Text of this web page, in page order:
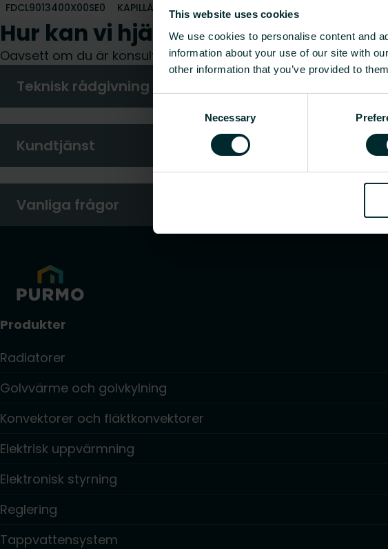
This website uses cookies
We use cookies to personalise content and
information about your use of our site with
other information that you’ve provided to
Necessary
FDCL9013400X00SE0
KAPILLÄRRÖR
Hur kan vi hjälpa dig?
Oavsett om du är konsult, installatör, arkitekt eller grossist,
Teknisk rådgivning
Kundtjänst
Vanliga frågor
Produkter
Radiatorer
Golvvärme och golvkylning
Konvektorer och fläktkonvektorer
Elektrisk uppvärmning
Elektronisk styrning
Reglering
Tappvattensystem